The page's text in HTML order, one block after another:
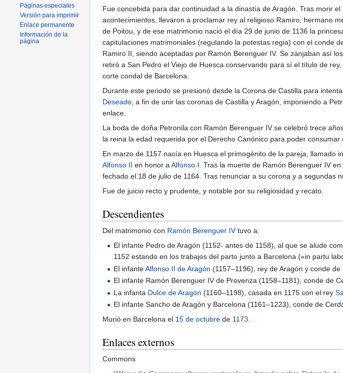
Fue concebida para dar continuidad a la dinastía de Aragón. Tras morir el
acontecimientos, llevaron a proclamar rey al religioso Ramiro, hermano
de Poitou, y de ese matrimonio nació el día 29 de junio de 1136 la
capitulaciones matrimoniales (regulando la potestas regia) con el conde
Ramiro II, siendo aceptadas por Ramón Berenguer IV. Se zanjaban así
retiró a San Pedro el Viejo de Huesca conservando para sí el título de
corte condal de Barcelona.
Durante este periodo se presionó desde la Corona de Castilla para
Deseado, a fin de unir las coronas de Castilla y Aragón, imponiendo a
enlace.
La boda de doña Petronila con Ramón Berenguer IV se celebró trece
la reina la edad requerida por el Derecho Canónico para poder
En marzo de 1157 nacía en Huesca el primogénito de la pareja, llamado
Alfonso II en honor aAlfonso I. Tras la muerte de Ramón Berenguer IV
fechado el 18 de julio de 1164. Tras renunciar a su corona y a segundas
Fue de juicio recto y prudente, y notable por su religiosidad y recato.
Descendientes
Del matrimonio con Ramón Berenguer IVtuvo a:
El infante Pedro de Aragón (1152- antes de 1158), al que se alude
1152 estando en los trabajos del parto junto a Barcelona («in partu
El infanteAlfonso II de Aragón (1157–1196), rey de Aragón y conde de
El infante Ramón Berenguer IV de Provenza (1158–1181), conde de
La infanta Dulce de Aragón (1160–1198), casada en 1175 con el rey
El infante Sancho de Aragón y Barcelona (1161–1223), conde de
Murió en Barcelona el 15 de octubre de 1173
Enlaces externos
Commons
Páginas especiales
Versión para imprimir
Enlace permanente
Información de la
página